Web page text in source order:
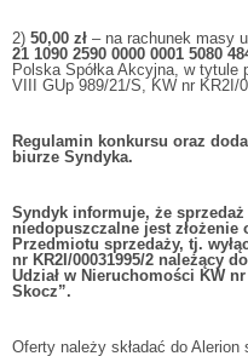
2) 50,00 zł – na rachunek masy
21 1090 2590 0000 0001 5080
Polska Spółka Akcyjna, w tytule
VIII GUp 989/21/S, KW nr KR2I/
Regulamin konkursu oraz
biurze Syndyka.
Syndyk informuje, że
niedopuszczalne jest złożenie
Przedmiotu sprzedaży, tj.
nr KR2I/00031995/2 należący
Udział w Nieruchomości KW nr
Skocz”.
Oferty należy składać do Alerion